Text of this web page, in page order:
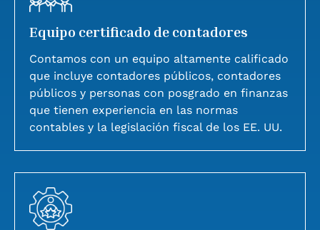
Equipo certificado de contadores
Contamos con un equipo altamente calificado
que incluye contadores públicos, contadores
públicos y personas con posgrado en finanzas
que tienen experiencia en las normas
contables y la legislación fiscal de los EE. UU.